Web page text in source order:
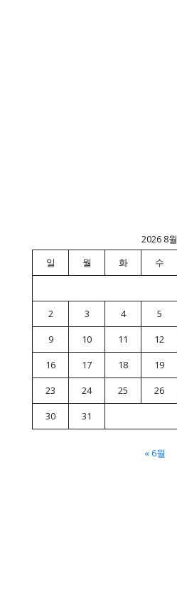
2026 8월
일
월 화 수
2
3 4 5
9
10 11 12
16
17 18 19
23
24 25 26
30
31
« 6월